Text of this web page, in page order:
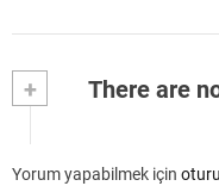
+ There are
Yorum yapabilmek için